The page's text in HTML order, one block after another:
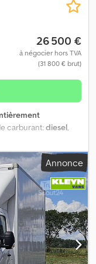
26 500 €
à négocier hors TVA
(31 800 € brut)
carburant:diesel
Prix : 26 500 € Je
en excellent état,
43 309 km.
pour les artisans,
nécessitant une
Uerf * ✅ Renault
: 2020 * ✅
* ✅ Attelage *
en bon état * ✅
Annonce